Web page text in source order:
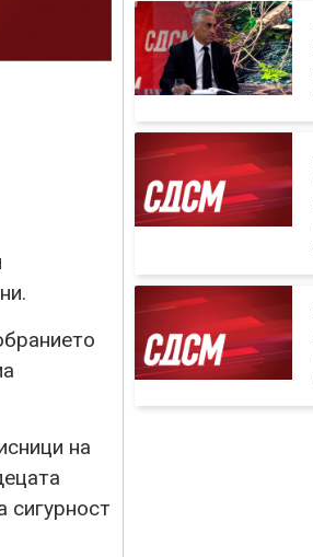
на
сигурност